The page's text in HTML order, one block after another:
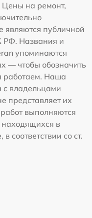
Цены на ремонт,
являются публичной
РФ. Названия и
упоминаются
— чтобы обозначить
работаем. Наша
владельцами
представляет их
выполняются
находящихся в
соответствии со ст.